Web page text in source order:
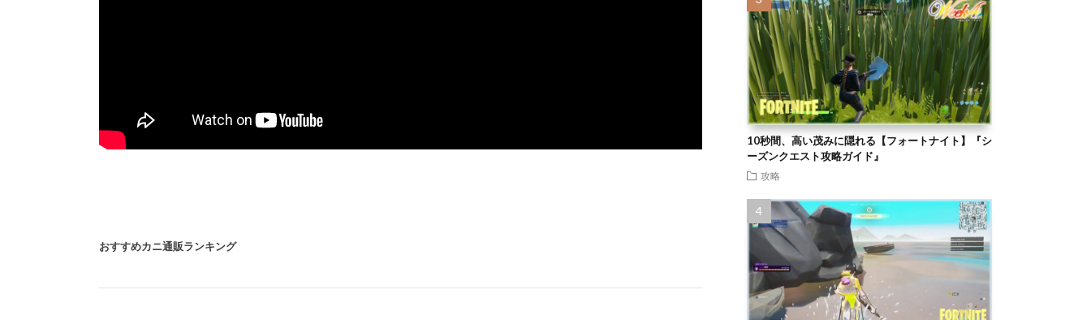
おすすめカニ通販ランキング
10秒間、高い茂みに隠れる【フォートナイト】『シ
ーズンクエスト攻略ガイド』
攻略